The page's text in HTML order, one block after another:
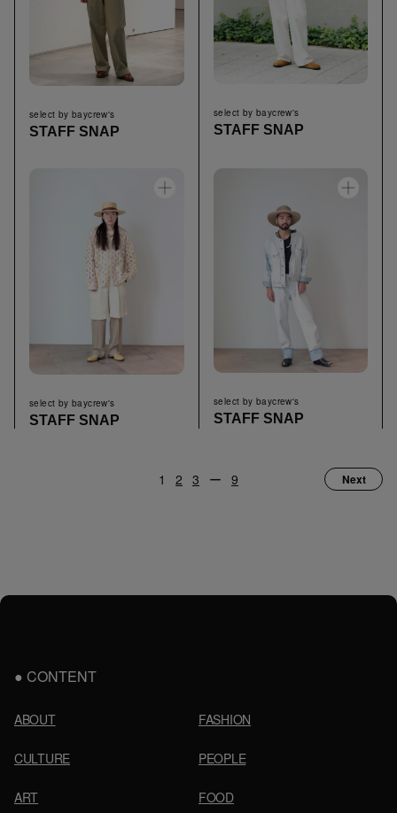
select by baycrew's
STAFF SNAP
select by baycrew's
STAFF SNAP
select by baycrew's
STAFF SNAP
select by baycrew's
STAFF SNAP
1 2 3 ー 9 Next
CONTENT
ABOUT FASHION
CULTURE PEOPLE
ART FOOD